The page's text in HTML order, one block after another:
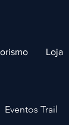
Loja
Eventos Trail